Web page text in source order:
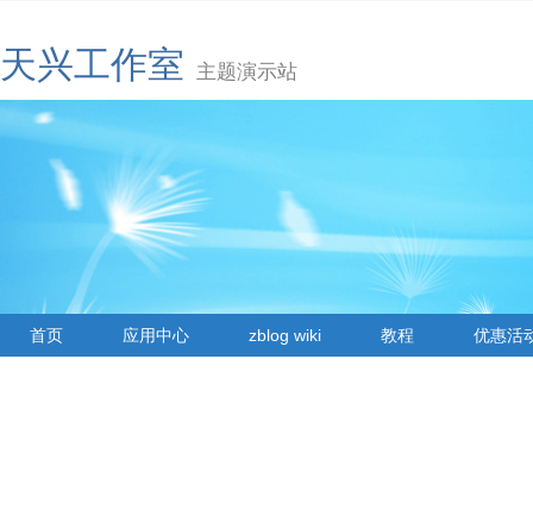
天兴工作室 主题演示站
首页 应用中心 zblog wiki 教程 优惠活